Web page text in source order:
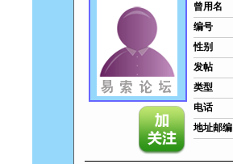
曾用名
编号
性别
发帖
类型
电话
地址邮编